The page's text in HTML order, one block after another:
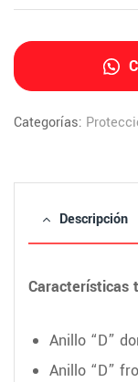
Categorías:
Descripción
Características
Anillo “D”
Anillo “D”